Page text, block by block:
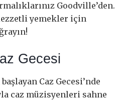
Goodville’den.
lezzetli yemekler için
Gecesi
Caz Gecesi’nde
caz müzisyenleri sahne